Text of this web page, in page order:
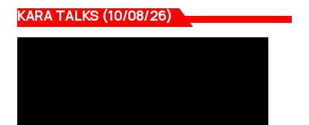
KARA TALKS (10/08/26)